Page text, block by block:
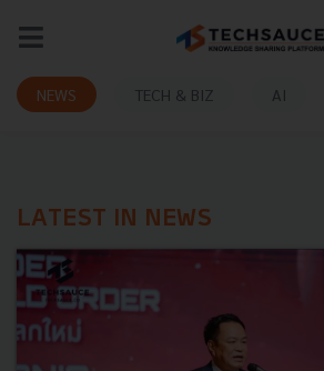
NEWS TECH & BIZ AI
LATEST IN NEWS